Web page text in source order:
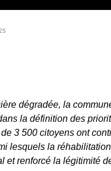
dégradée, la
la définition des
3 500 citoyens ont
lesquels la
et renforcé la légitimité